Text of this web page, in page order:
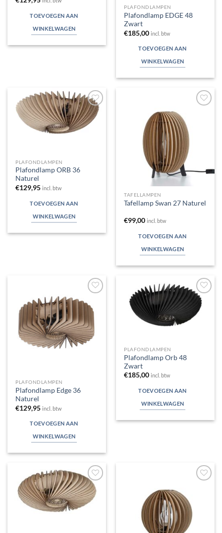
TOEVOEGEN AAN
WINKELWAGEN
PLAFONDLAMPEN
Plafondlamp EDGE 48
Zwart
€185,00 incl. btw
TOEVOEGEN AAN
WINKELWAGEN
Toevoegen
aan
verlanglijst
PLAFONDLAMPEN
Plafondlamp ORB 36
Naturel
€129,95 incl. btw
TOEVOEGEN AAN
WINKELWAGEN
verlanglijst
TAFELLAMPEN
Tafellamp Swan 27 Naturel
€99,00 incl. btw
TOEVOEGEN AAN
WINKELWAGEN
Toevoegen
aan
verlanglijst
PLAFONDLAMPEN
Plafondlamp Edge 36
Naturel
€129,95 incl. btw
TOEVOEGEN AAN
WINKELWAGEN
Toevoegen
aan
verlanglijst
PLAFONDLAMPEN
Plafondlamp Orb 48
Zwart
€185,00 incl. btw
TOEVOEGEN AAN
WINKELWAGEN
Toevoegen
aan
verlanglijst
verlanglijst